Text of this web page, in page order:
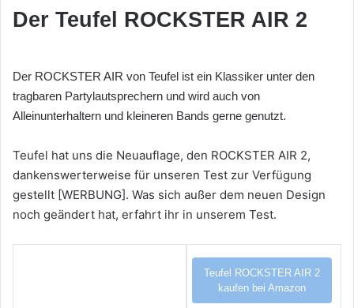
Der Teufel ROCKSTER AIR 2
Der ROCKSTER AIR von Teufel ist ein Klassiker unter den
tragbaren Partylautsprechern und wird auch von
Alleinunterhaltern und kleineren Bands gerne genutzt.
Teufel hat uns die Neuauflage, den ROCKSTER AIR 2,
dankenswerterweise für unseren Test zur Verfügung
gestellt [WERBUNG]. Was sich außer dem neuen Design
noch geändert hat, erfahrt ihr in unserem Test.
Teufel ROCKSTER AIR 2
kaufen bei Amazon